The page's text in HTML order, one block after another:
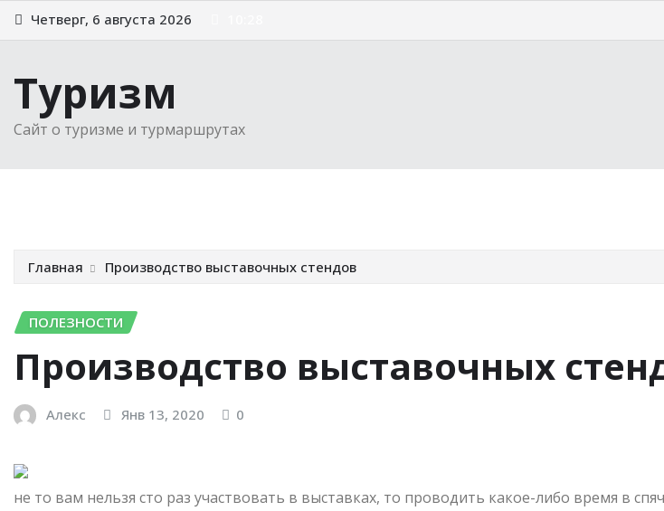
Перейти
к
Четверг, 6 августа 2026
Туризм
Сайт о туризме и турмаршрутах
Главная Производство выставочных стендов
ПОЛЕЗНОСТИ
Производство выставочных
Алекс Янв 13, 2020 0
не то вам нельзя сто раз участвовать в выставках, то проводить какое-либо время в